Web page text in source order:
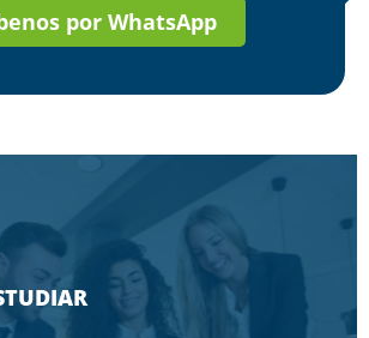
por WhatsApp